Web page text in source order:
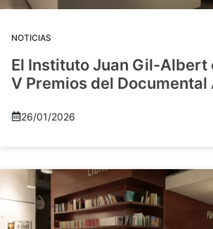
NOTICIAS
El Instituto Juan Gil-Albert
V Premios del
26/01/2026